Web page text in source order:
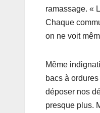
ramassage. «
Chaque
on ne voit
Même
bacs à
déposer nos
presque plus.